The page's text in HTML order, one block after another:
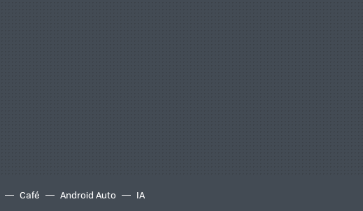
Café Android Auto IA